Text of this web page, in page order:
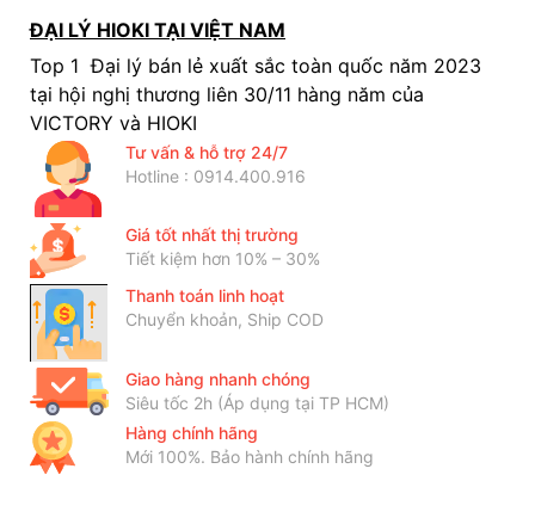
ĐẠI LÝ HIOKI TẠI VIỆT NAM
Top 1 Đại lý bán lẻ xuất sắc toàn quốc năm 2023
tại hội nghị thương liên 30/11 hàng năm của
VICTORY và HIOKI
Tư vấn & hỗ trợ 24/7
Hotline : 0914.400.916
Giá tốt nhất thị trường
Tiết kiệm hơn 10% – 30%
Thanh toán linh hoạt
Chuyển khoản, Ship COD
Giao hàng nhanh chóng
Siêu tốc 2h (Áp dụng tại TP HCM)
Hàng chính hãng
Mới 100%. Bảo hành chính hãng